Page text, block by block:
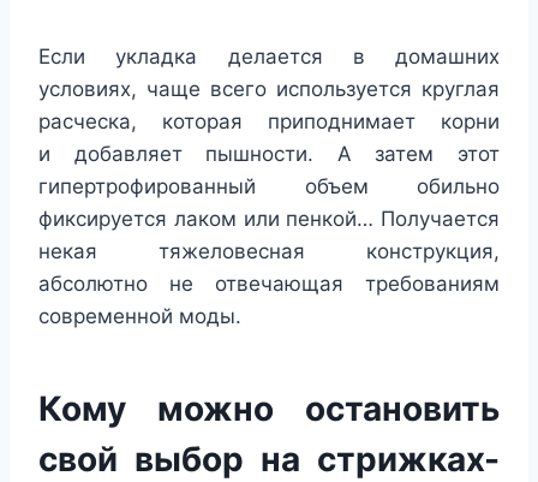
Если укладка делается в домашних
условиях, чаще всего используется круглая
расческа, которая приподнимает корни
и добавляет пышности. А затем этот
гипертрофированный объем обильно
фиксируется лаком или пенкой… Получается
некая тяжеловесная конструкция,
абсолютно не отвечающая требованиям
современной моды.
Кому можно остановить
свой выбор на стрижках-